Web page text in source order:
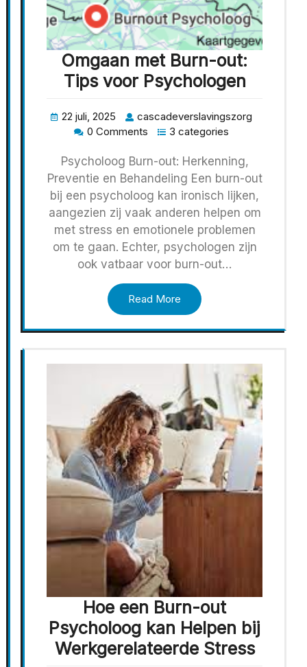
Omgaan met Burn-out:
Tips voor Psychologen
22 juli, 2025
cascadeverslavingszorg
0 Comments
3 categories
Psycholoog Burn-out: Herkenning,
Preventie en Behandeling Een burn-out
bij een psycholoog kan ironisch lijken,
aangezien zij vaak anderen helpen om
met stress en emotionele problemen
om te gaan. Echter, psychologen zijn
ook vatbaar voor burn-out…
Read More
Hoe een Burn-out
Psycholoog kan Helpen bij
Werkgerelateerde Stress